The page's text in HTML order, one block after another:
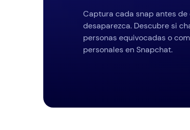
Captura cada snap antes de
desaparezca. Descubre si
personas equivocadas o
personales en Snapchat.